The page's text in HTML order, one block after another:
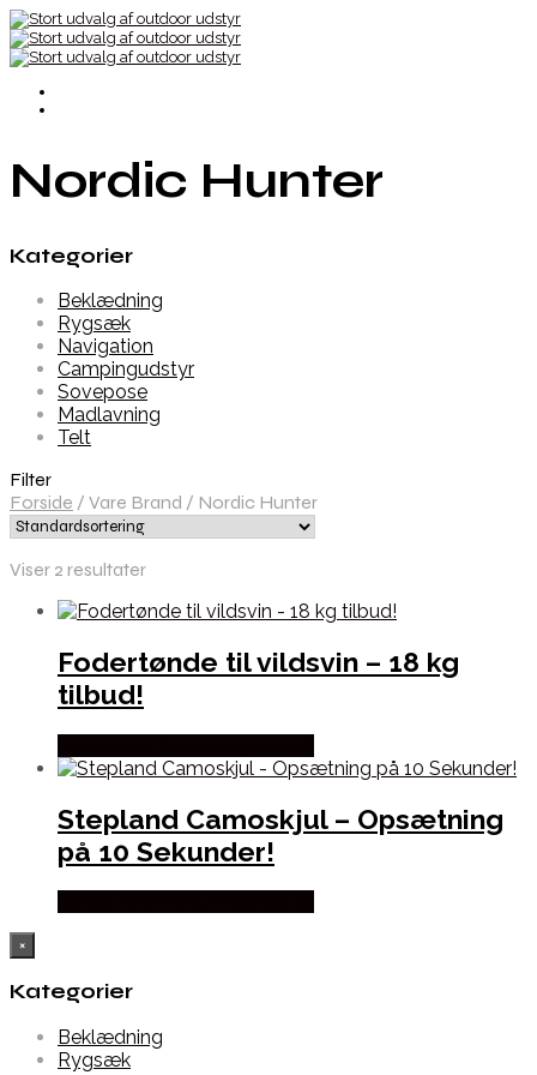
Nordic Hunter
Kategorier
Beklædning
Rygsæk
Navigation
Campingudstyr
Sovepose
Madlavning
Telt
Filter
Forside / Vare Brand / Nordic Hunter
Viser 2 resultater
Fodertønde til vildsvin – 18 kg
tilbud!
Stepland Camoskjul – Opsætning
på 10 Sekunder!
×
Kategorier
Beklædning
Rygsæk